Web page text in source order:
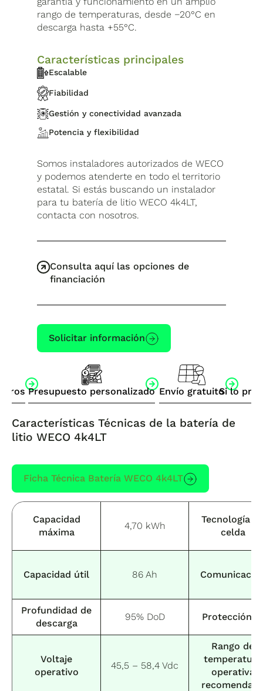
rango de temperaturas, desde −20°C en
descarga hasta +55°C.
Características principales
Escalable
Fiabilidad
Gestión y conectividad avanzada
Potencia y flexibilidad
Somos instaladores autorizados de WECO
y podemos atenderte en todo el territorio
estatal. Si estás buscando un instalador
para tu batería de litio WECO 4k4LT,
contacta con nosotros.
Consulta aquí las opciones de
financiación
Solicitar información
Presupuesto personalizado Envío gratuitoSi lo
Características Técnicas de la batería de
litio WECO 4k4LT
Ficha Técnica Batería WECO 4k4LT
Capacidad
máxima
4,70 kWh
Tecnología
celda
Capacidad útil 86 Ah
Profundidad de
descarga
95% DoD Protección
Voltaje
operativo
45,5 – 58,4 Vdc
Rango de
temperatura
operativa